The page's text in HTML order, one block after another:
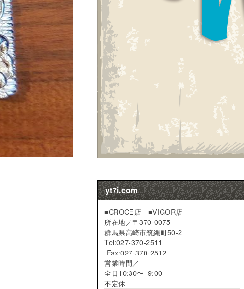
yt7i.com
■CROCE店 ■VIGOR店
所在地／〒370-0075
群馬県高崎市筑縄町50-2
Tel:027-370-2511
Fax:027-370-2512
営業時間／
全日10:30〜19:00
不定休